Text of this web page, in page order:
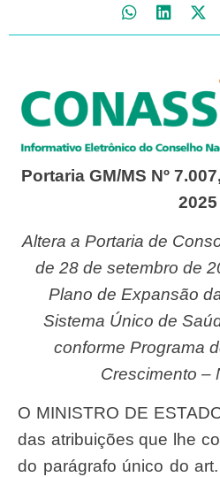
Portaria GM/MS Nº
2025
Altera a Portaria de Consolidação GM/MS nº 5
de 28 de setembro de
Plano de Expansão
Sistema Único de
conforme Programa
Crescimento –
O MINISTRO DE ESTADO DA SAÚDE, no uso
das atribuições que lhe
do parágrafo único do